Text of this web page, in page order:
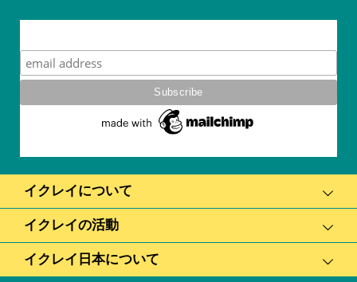
イクレイについて
イクレイの活動
イクレイ日本について